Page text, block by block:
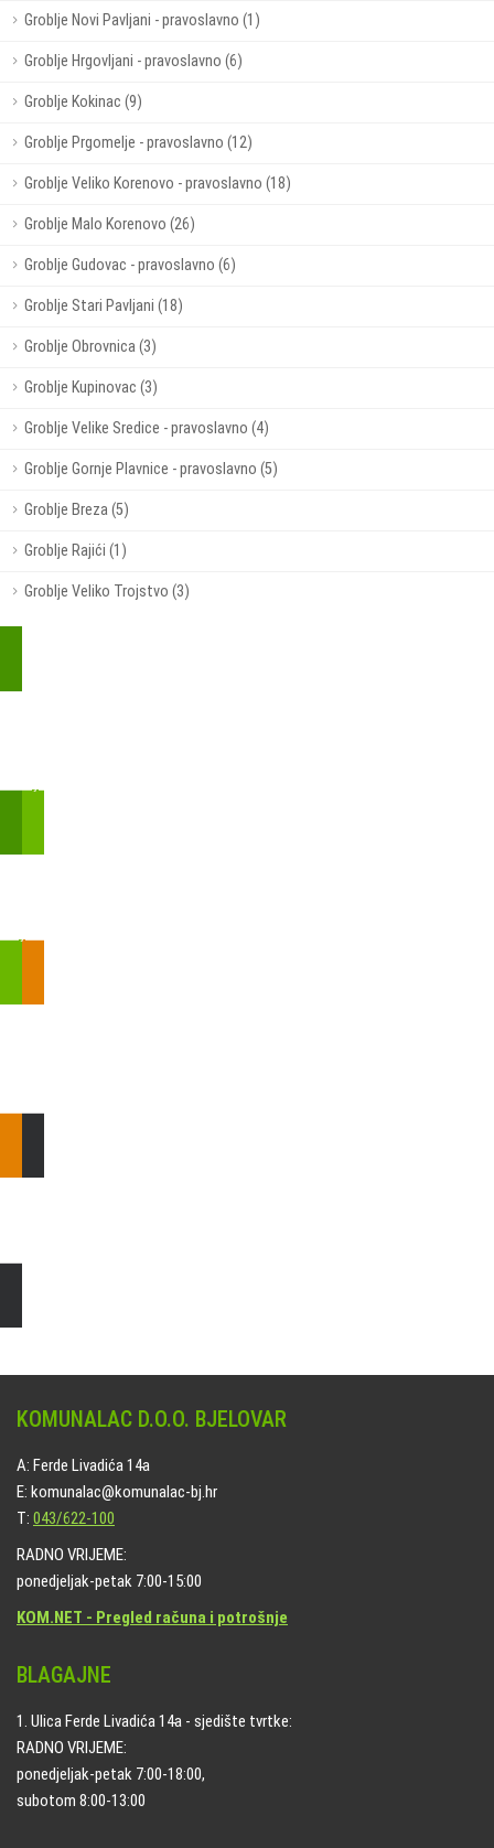
Groblje Novi Pavljani - pravoslavno (1)
Groblje Hrgovljani - pravoslavno (6)
Groblje Kokinac (9)
Groblje Prgomelje - pravoslavno (12)
Groblje Veliko Korenovo - pravoslavno (18)
Groblje Malo Korenovo (26)
Groblje Gudovac - pravoslavno (6)
Groblje Stari Pavljani (18)
Groblje Obrovnica (3)
Groblje Kupinovac (3)
Groblje Velike Sredice - pravoslavno (4)
Groblje Gornje Plavnice - pravoslavno (5)
Groblje Breza (5)
Groblje Rajići (1)
Groblje Veliko Trojstvo (3)
KOMUNALAC D.O.O. BJELOVAR
A: Ferde Livadića 14a
E: komunalac@komunalac-bj.hr
T: 043/622-100
RADNO VRIJEME:
ponedjeljak-petak 7:00-15:00
KOM.NET - Pregled računa i potrošnje
BLAGAJNE
1. Ulica Ferde Livadića 14a - sjedište tvrtke:
RADNO VRIJEME:
ponedjeljak-petak 7:00-18:00,
subotom 8:00-13:00